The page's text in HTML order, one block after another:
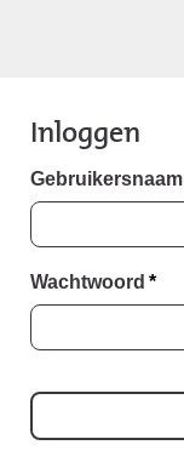
Inloggen
Gebruikersnaam
Wachtwoord *